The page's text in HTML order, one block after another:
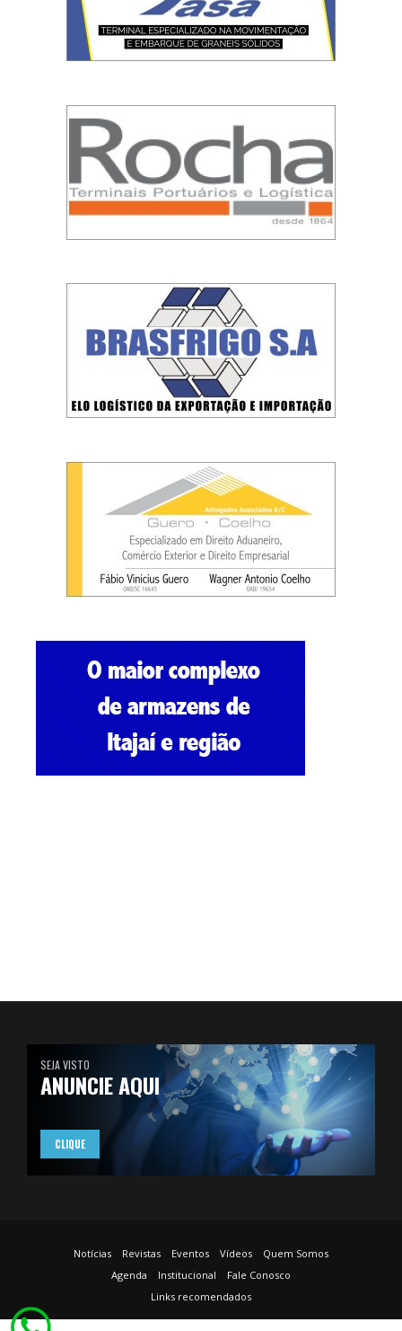
SEJA VISTO
ANUNCIE AQUI
CLIQUE
Notícias Revistas Eventos Vídeos
Quem Somos
Agenda
Institucional
Fale Conosco
Links recomendados